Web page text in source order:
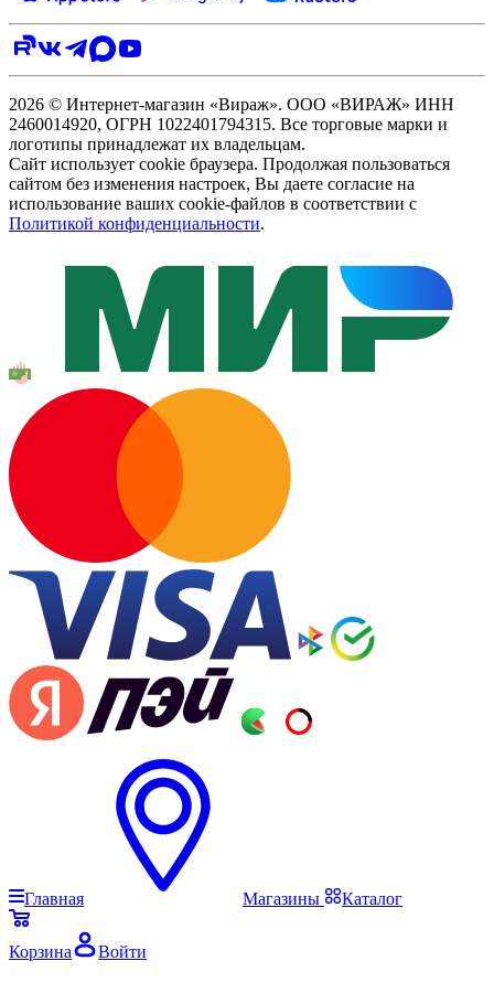
2026 © Интернет-магазин «Вираж». ООО «ВИРАЖ» ИНН
2460014920, ОГРН 1022401794315. Все торговые марки и
логотипы принадлежат их владельцам.
Сайт использует cookie браузера. Продолжая пользоваться
сайтом без изменения настроек, Вы даете согласие на
использование ваших cookie-файлов в соответствии с
Политикой конфиденциальности.
Главная Магазины Каталог
Корзина Войти